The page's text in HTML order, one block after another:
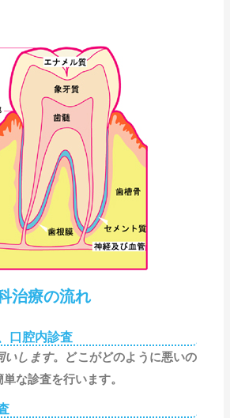
治療の流れ
口腔内診査
いします。どこがどのように悪いの
な診査を行います。